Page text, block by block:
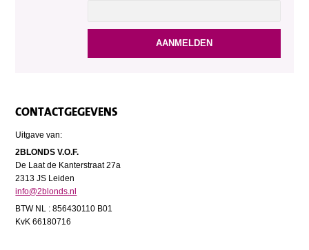
CONTACTGEGEVENS
Uitgave van:
2BLONDS V.O.F.
De Laat de Kanterstraat 27a
2313 JS Leiden
info@2blonds.nl
BTW NL : 856430110 B01
KvK 66180716